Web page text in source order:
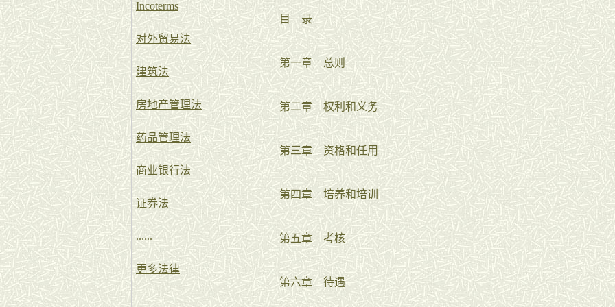
Incoterms
对外贸易法
建筑法
房地产管理法
药品管理法
商业银行法
证券法
......
更多法律
目 录
第一章 总则
第二章 权利和义务
第三章 资格和任用
第四章 培养和培训
第五章 考核
第六章 待遇